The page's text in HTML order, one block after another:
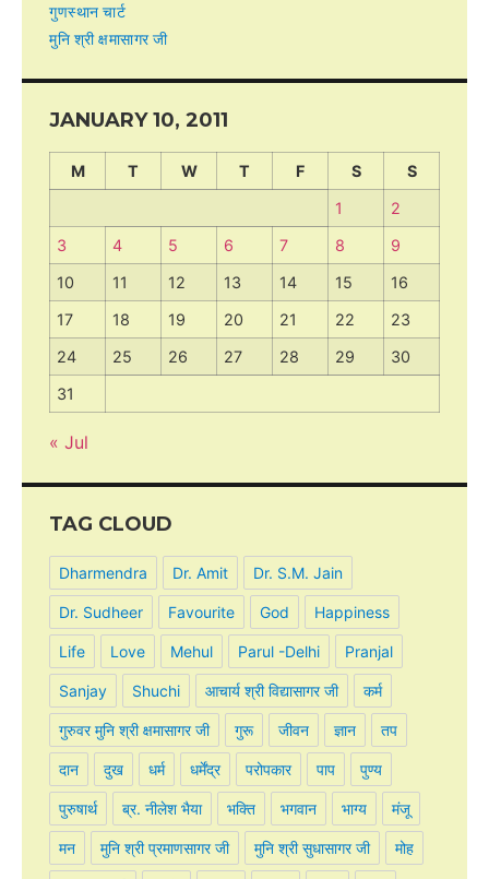
गुणस्थान चार्ट
मुनि श्री क्षमासागर जी
JANUARY 10, 2011
M T W T F S
S
1
2
3
4 5 6 7 8
9
10
11 12 13 14 15
16
17
18 19 20 21 22
23
24
25 26 27 28 29
30
31
« Jul
TAG CLOUD
Dharmendra Dr. Amit Dr. S.M. Jain
Dr. Sudheer Favourite God Happiness
Life Love Mehul Parul -Delhi Pranjal
Sanjay Shuchi आचार्य श्री विद्यासागर जी कर्म
गुरुवर मुनि श्री क्षमासागर जी गुरू जीवन ज्ञान तप
दान दुख धर्म धर्मेंद्र परोपकार पाप पुण्य
पुरुषार्थ ब्र. नीलेश भैया भक्ति भगवान भाग्य मंजू
मन मुनि श्री प्रमाणसागर जी मुनि श्री सुधासागर जी मोह